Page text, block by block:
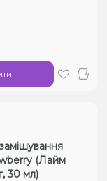
(Лайм
30 мл)